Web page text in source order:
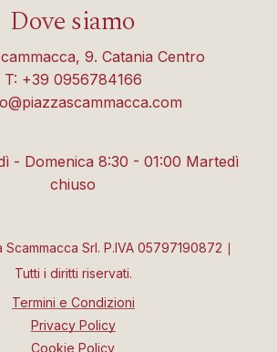
Dove siamo
9. Catania Centro
T: +39 0956784166
- Domenica 8:30 - 01:00 Martedì
chiuso
Scammacca Srl. P.IVA 05797190872 ∣
Tutti i diritti riservati.
Termini e Condizioni
Privacy Policy
Cookie Policy